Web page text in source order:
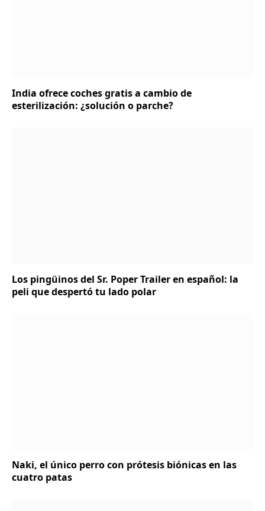
India ofrece coches gratis a cambio de
esterilización: ¿solución o parche?
Los pingüinos del Sr. Poper Trailer en español: la
peli que despertó tu lado polar
Naki, el único perro con prótesis biónicas en las
cuatro patas